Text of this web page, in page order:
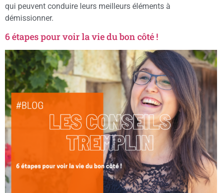
qui peuvent conduire leurs meilleurs éléments à
démissionner.
6 étapes pour voir la vie du bon côté !